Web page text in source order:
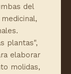
del
plantas",
elaborar
molidas,